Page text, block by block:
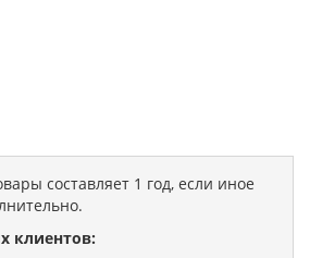
составляет 1 год, если иное
клиентов: